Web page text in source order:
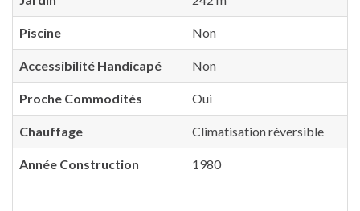
Piscine Non
Accessibilité Handicapé Non
Proche Commodités Oui
Chauffage Climatisation réversible
Année Construction 1980